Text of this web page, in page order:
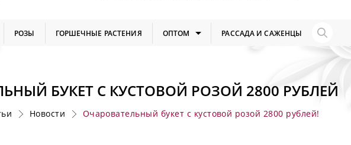
РОЗЫ ГОРШЕЧНЫЕ РАСТЕНИЯ ОПТОМ РАССАДА И САЖЕНЦЫ
БУКЕТ С КУСТОВОЙ РОЗОЙ 2800 РУБЛЕЙ
Новости Очаровательный букет с кустовой розой 2800 рублей!